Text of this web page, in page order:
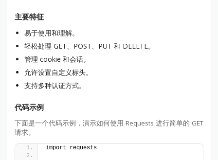
主要特征
易于使用和理解。
轻松处理 GET、POST、PUT 和 DELETE。
管理 cookie 和会话。
允许设置自定义标头。
支持多种认证方式。
代码示例
下面是一个代码示例，演示如何使用 Requests 进行简单的 GET
请求。
import requests